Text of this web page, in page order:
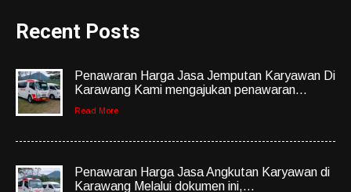
Recent Posts
Penawaran Harga Jasa Jemputan Karyawan Di
Karawang Kami mengajukan penawaran...
Read More
Penawaran Harga Jasa Angkutan Karyawan di
Karawang Melalui dokumen ini,...